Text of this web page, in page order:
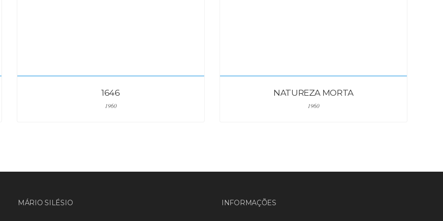
1646
1960
NATUREZA MORTA
1960
MÁRIO SILÉSIO INFORMAÇÕES